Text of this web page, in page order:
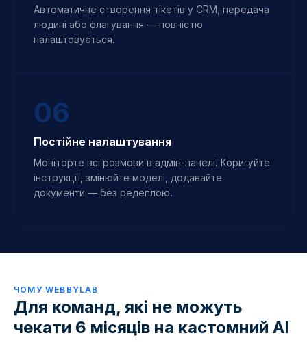
Автоматичне створення тікетів у CRM, передача
людині або флагування — повністю
налаштовується.
06
Постійне налаштування
Моніторте всі розмови в адмін-панелі. Коригуйте
інструкції, змінюйте моделі, додавайте
документи — без редеплою.
ЧОМУ WEBBYLAB
Для команд, які не можуть
чекати 6 місяців на кастомний AI